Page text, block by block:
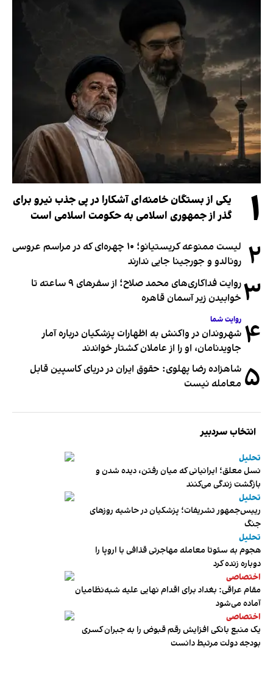
۱
یکی از بستگان خامنه‌ای آشکارا در پی جذب نیرو برای
گذر از جمهوری اسلامی به حکومت اسلامی است
۲
لیست ممنوعه کریستیانو؛ ۱۰ چهره‌ای که در مراسم عروسی
رونالدو و جورجینا جایی ندارند
۳
روایت فداکاری‌های محمد صلاح؛ از سفرهای ۹ ساعته تا
خوابیدن زیر آسمان قاهره
۴ روایت شما
شهروندان در واکنش به اظهارات پزشکیان درباره آمار
جاویدنامان، او را از عاملان کشتار خواندند
۵ شاهزاده رضا پهلوی: حقوق ایران در دریای کاسپین قابل
معامله نیست
انتخاب سردبیر
تحلیل
نسل معلق؛ ایرانیانی که میان رفتن، دیده شدن و
بازگشت زندگی می‌کنند
تحلیل
رییس‌جمهور تشریفات؛ پزشکیان در حاشیه روزهای
جنگ
تحلیل
هجوم به سئوتا معامله مهاجرتی قذافی با اروپا را
دوباره زنده کرد
اختصاصی
مقام عراقی: بغداد برای اقدام نهایی علیه شبه‌نظامیان
آماده می‌شود
اختصاصی
یک منبع بانکی افزایش رقم قبوض را به جبران کسری
بودجه دولت مرتبط دانست